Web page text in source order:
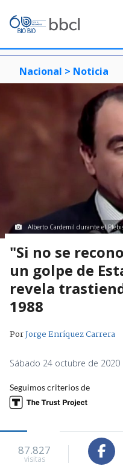
Nacional > Noticia
Alberto Cardemil durante el
"Si no se
un golpe de
revela
1988
PorJorge Enríquez Carrera
Sábado 24 octubre de 2020
Seguimos criterios de
87.827
visitas